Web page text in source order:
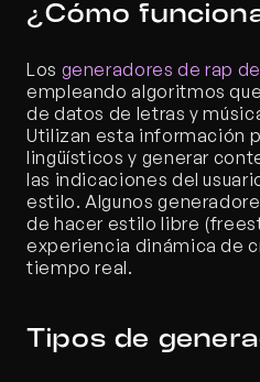
¿Cómo
Los generadores de rap
empleando algoritmos
de datos de letras y
Utilizan esta información
lingüísticos y generar
las indicaciones del
estilo. Algunos
de hacer estilo libre
experiencia dinámica de
tiempo real.
Tipos de